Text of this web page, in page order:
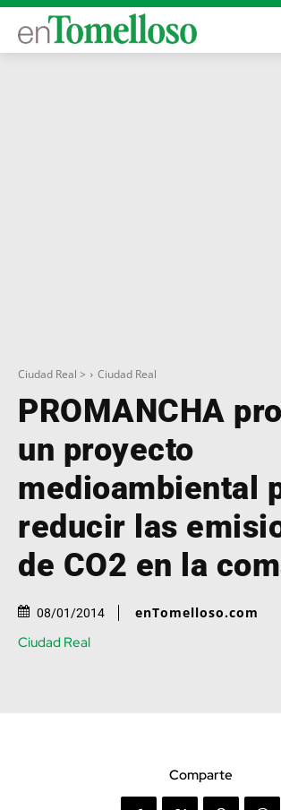
Ciudad Real > Ciudad Real
PROMANCHA
un proyecto
medioambiental
reducir las
de CO2 en la
08/01/2014 enTomelloso.com
Ciudad Real
Comparte